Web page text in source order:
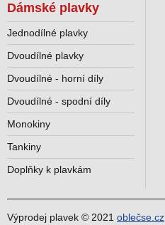
Dámské plavky
Jednodílné plavky
Dvoudílné plavky
Dvoudílné - horní díly
Dvoudílné - spodní díly
Monokiny
Tankiny
Doplňky k plavkám
Výprodej plavek © 2021 oblečse.cz